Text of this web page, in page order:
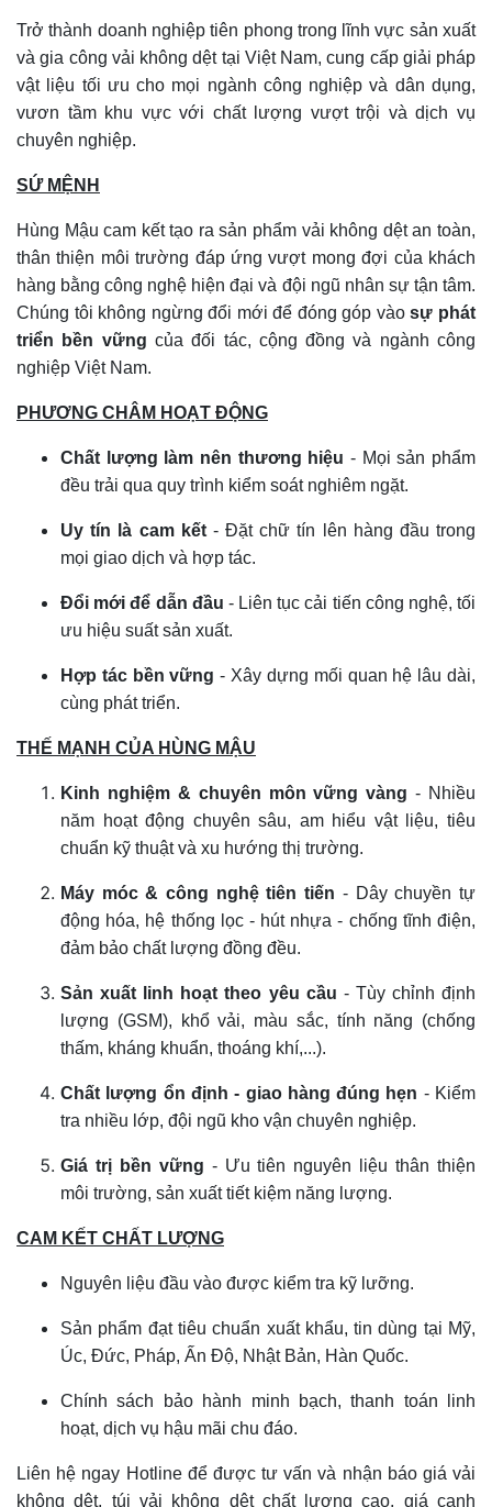
Trở thành doanh nghiệp tiên phong trong lĩnh vực sản xuất
và gia công vải không dệt tại Việt Nam, cung cấp giải pháp
vật liệu tối ưu cho mọi ngành công nghiệp và dân dụng,
vươn tầm khu vực với chất lượng vượt trội và dịch vụ
chuyên nghiệp.
SỨ MỆNH
Hùng Mậu cam kết tạo ra sản phẩm vải không dệt an toàn,
thân thiện môi trường đáp ứng vượt mong đợi của khách
hàng bằng công nghệ hiện đại và đội ngũ nhân sự tận tâm.
Chúng tôi không ngừng đổi mới để đóng góp vàosự phát
triển bền vững của đối tác, cộng đồng và ngành công
nghiệp Việt Nam.
PHƯƠNG CHÂM HOẠT ĐỘNG
Chất lượng làm nên thương hiệu - Mọi sản phẩm
đều trải qua quy trình kiểm soát nghiêm ngặt.
Uy tín là cam kết- Đặt chữ tín lên hàng đầu trong
mọi giao dịch và hợp tác.
Đổi mới để dẫn đầu - Liên tục cải tiến công nghệ, tối
ưu hiệu suất sản xuất.
Hợp tác bền vững - Xây dựng mối quan hệ lâu dài,
cùng phát triển.
THẾ MẠNH CỦA HÙNG MẬU
Kinh nghiệm & chuyên môn vững vàng - Nhiều
năm hoạt động chuyên sâu, am hiểu vật liệu, tiêu
chuẩn kỹ thuật và xu hướng thị trường.
Máy móc & công nghệ tiên tiến - Dây chuyền tự
động hóa, hệ thống lọc - hút nhựa - chống tĩnh điện,
đảm bảo chất lượng đồng đều.
Sản xuất linh hoạt theo yêu cầu - Tùy chỉnh định
lượng (GSM), khổ vải, màu sắc, tính năng (chống
thấm, kháng khuẩn, thoáng khí,...).
Chất lượng ổn định - giao hàng đúng hẹn - Kiểm
tra nhiều lớp, đội ngũ kho vận chuyên nghiệp.
Giá trị bền vững - Ưu tiên nguyên liệu thân thiện
môi trường, sản xuất tiết kiệm năng lượng.
CAM KẾT CHẤT LƯỢNG
Nguyên liệu đầu vào được kiểm tra kỹ lưỡng.
Sản phẩm đạt tiêu chuẩn xuất khẩu, tin dùng tại Mỹ,
Úc, Đức, Pháp, Ấn Độ, Nhật Bản, Hàn Quốc.
Chính sách bảo hành minh bạch, thanh toán linh
hoạt, dịch vụ hậu mãi chu đáo.
Liên hệ ngay Hotline để được tư vấn và nhận báo giá vải
không dệt, túi vải không dệt chất lượng cao, giá cạnh